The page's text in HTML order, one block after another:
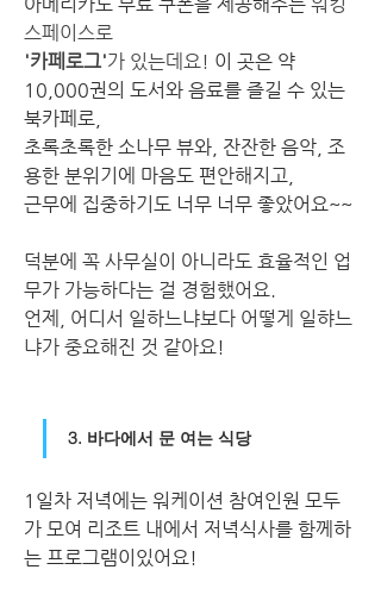
스페이스로
'카페로그'가 있는데요! 이 곳은 약
10,000권의 도서와 음료를 즐길 수 있는
북카페로,
초록초록한 소나무 뷰와, 잔잔한 음악, 조
용한 분위기에 마음도 편안해지고,
덕분에 꼭 사무실이 아니라도 효율적인 업
무가 가능하다는 걸 경험했어요.
언제, 어디서 일하느냐보다 어떻게 일햐느
냐가 중요해진 것 같아요!
3. 바다에서 문 여는 식당
1일차 저녁에는 워케이션 참여인원 모두
가 모여 리조트 내에서 저녁식사를 함께하
는 프로그램이있어요!